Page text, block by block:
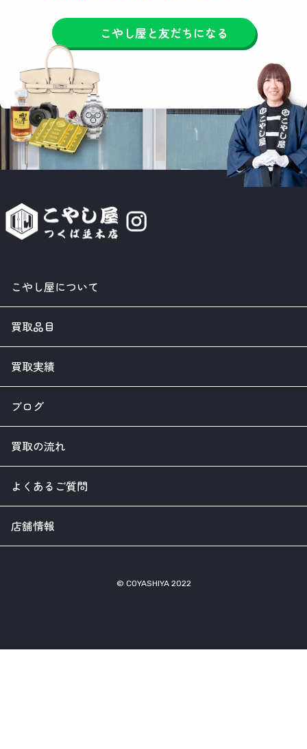
こやし屋と友だちになる
こやし屋について
買取品目
買取実績
ブログ
買取の流れ
よくあるご質問
店舗情報
© COYASHIYA 2022